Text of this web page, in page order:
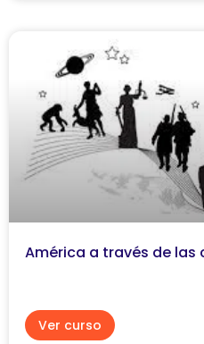
América a través de las
Ver curso